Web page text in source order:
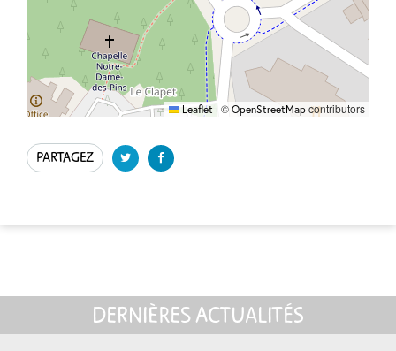
Leaflet | © OpenStreetMap contributors
PARTAGEZ
DERNIÈRES ACTUALITÉS